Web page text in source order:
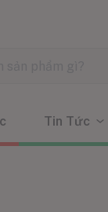
Tin Tức